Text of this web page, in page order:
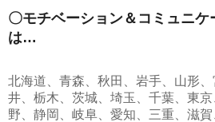
〇モチベーション＆コミュニケ
は…
北海道、青森、秋田、岩手、山形
井、栃木、茨城、埼玉、千葉、東
野、静岡、岐阜、愛知、三重、滋賀